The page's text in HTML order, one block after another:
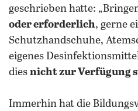
geschrieben hatte:
oder erforderlich, gerne
Schutzhandschuhe,
eigenes
dies nicht zur Verfügung
Immerhin hat die